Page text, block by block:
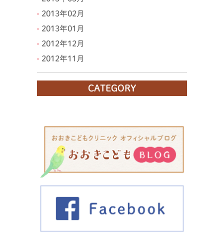
2013年02月
2013年01月
2012年12月
2012年11月
CATEGORY